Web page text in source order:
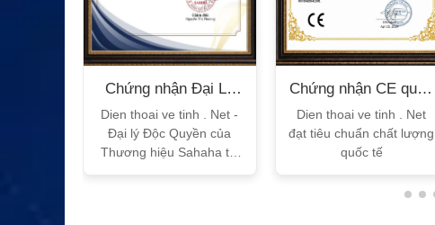
Chứng nhận Đại Lý
Sahaha
Dien thoai ve tinh . Net -
Đại lý Độc Quyền của
Thương hiệu Sahaha tại
Chứng nhận CE quốc
tế
Dien thoai ve tinh . Net
đạt tiêu chuẩn chất lượng
quốc tế